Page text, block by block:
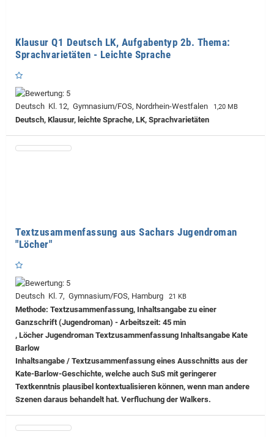
Klausur Q1 Deutsch LK, Aufgabentyp 2b. Thema:
Sprachvarietäten - Leichte Sprache
Deutsch Kl. 12, Gymnasium/FOS, Nordrhein-Westfalen 1,20 MB
Deutsch, Klausur, leichte Sprache, LK, Sprachvarietäten
Textzusammenfassung aus Sachars Jugendroman
"Löcher"
Deutsch Kl. 7, Gymnasium/FOS, Hamburg 21 KB
Methode: Textzusammenfassung, Inhaltsangabe zu einer
Ganzschrift (Jugendroman) - Arbeitszeit: 45 min
, Löcher Jugendroman Textzusammenfassung Inhaltsangabe Kate
Barlow
Inhaltsangabe / Textzusammenfassung eines Ausschnitts aus der
Kate-Barlow-Geschichte, welche auch SuS mit geringerer
Textkenntnis plausibel kontextualisieren können, wenn man andere
Szenen daraus behandelt hat. Verfluchung der Walkers.